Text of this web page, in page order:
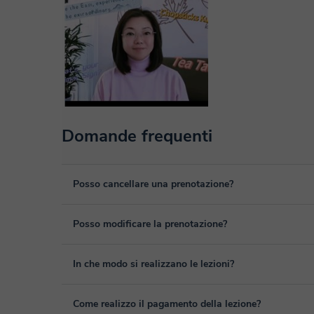
Domande frequenti
Posso cancellare una prenotazione?
Sì, puoi cancellare una prenotazione fino ad un massimo
Posso modificare la prenotazione?
Sì, se nel caso hai un imprevisto, potrai cambiare l'ora o
In che modo si realizzano le lezioni?
Le lezioni si realizzano nell'aula virtuale di Classgap,
Come realizzo il pagamento della lezione?